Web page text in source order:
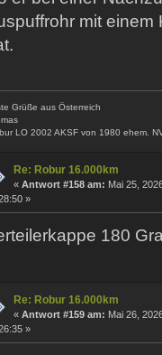
mit
Grüße aus Österreich
LO 2002 AKSF von 1980 ehem.
Re: Robur 16.000km
« Antwort #158 am: Mai 25,
»
180
Re: Robur 16.000km
« Antwort #159 am: Mai 26,
»